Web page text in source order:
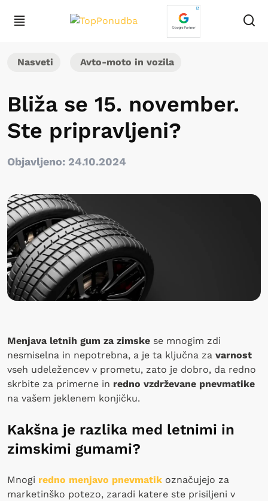
Nasveti Avto-moto in vozila
Bliža se 15. november.
Ste pripravljeni?
Objavljeno: 24.10.2024
Menjava letnih gum za zimske se mnogim zdi
nesmiselna in nepotrebna, a je ta ključna za varnost
vseh udeležencev v prometu, zato je dobro, da redno
skrbite za primerne in redno vzdrževane pnevmatike
na vašem jeklenem konjičku.
Kakšna je razlika med letnimi in
zimskimi gumami?
Mnogi redno menjavo pnevmatik označujejo za
marketinško potezo, zaradi katere ste prisiljeni v